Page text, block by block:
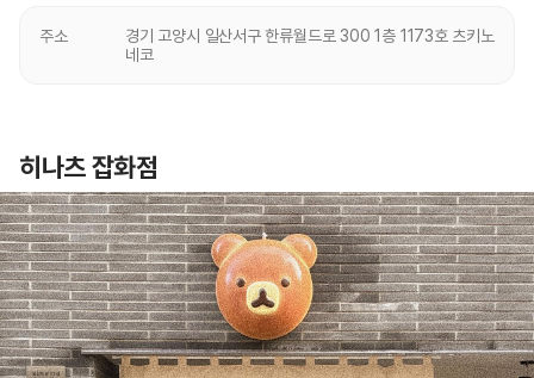
주소
경기 고양시 일산서구 한류월드로 300 1층 1173호 츠키노
네코
히나츠 잡화점